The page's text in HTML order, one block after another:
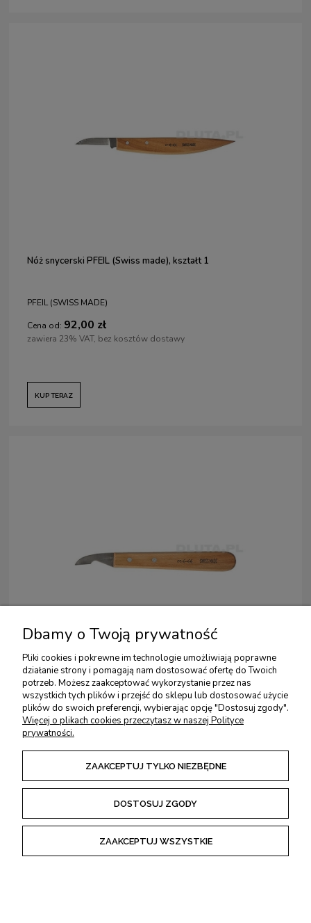
Nóż snycerski PFEIL (Swiss made), kształt 1
PFEIL (SWISS MADE)
Cena od: 92,00 zł
zawiera 23% VAT, bez kosztów dostawy
KUP TERAZ
Nóż snycerski PFEIL (Swiss made), kształt 3
PFEIL (SWISS MADE)
Cena od:81,00 zł
zawiera 23% VAT, bez kosztów dostawy
Dbamy o Twoją prywatność
Pliki cookies i pokrewne im technologie umożliwiają poprawne
działanie strony i pomagają nam dostosować ofertę do Twoich
potrzeb. Możesz zaakceptować wykorzystanie przez nas
wszystkich tych plików i przejść do sklepu lub dostosować użycie
plików do swoich preferencji, wybierając opcję "Dostosuj zgody".
Więcej o plikach cookies przeczytasz w naszej Polityce
prywatności.
ZAAKCEPTUJ TYLKO NIEZBĘDNE
DOSTOSUJ ZGODY
ZAAKCEPTUJ WSZYSTKIE